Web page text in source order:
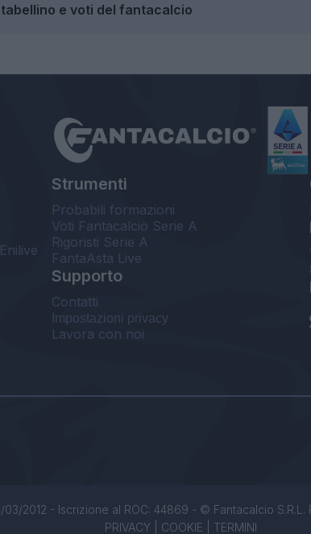
e voti del fantacalcio
Strumenti
Probabili formazioni
Voti Fantacalcio Serie A
Rigoristi Serie A
FantaAsta Live
Supporto
Contatti
Impostazioni privacy
Lavora con noi
2012 - Iscrizione al ROC: 44869 - © Fantacalcio S.R.L.
PRIVACY| COOKIE TERMINI